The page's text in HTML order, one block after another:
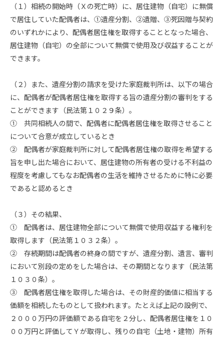
（１）相続の開始時（Ｘの死亡時）に、居住建物（自宅）に無償
で居住していた配偶者は、①遺産分割、②遺贈、③死因贈与契約
のいずれかにより、配偶者居住権を取得することとなった場合、
居住建物（自宅）の全部について無償で使用及び収益することが
できます。
（２）また、遺産分割の請求を受けた家庭裁判所は、以下の場合
に、配偶者が配偶者居住権を取得する旨の遺産分割の審判をする
ことができます（民法第１０２９条）。
① 共同相続人の間で、配偶者に配偶者居住権を取得させること
について合意が成立しているとき
② 配偶者が家庭裁判所に対して配偶者居住権の取得を希望する
旨を申し出た場合において、居住建物の所有者の受ける不利益の
程度を考慮してもなお配偶者の生活を維持させるために特に必要
であると認めるとき
（３）その結果、
① 配偶者は、居住建物全部について無償で使用収益する権利を
取得します（民法第１０３２条）。
② 存続期間は配偶者の終身の間ですが、遺産分割、遺言、審判
において別段の定めをした場合は、その期間となります（民法第
１０３０条）。
③ 配偶者居住権を取得した場合は、その財産的価値に相当する
価額を相続したものとして扱われます。たとえば上記の設例で、
２０００万円の評価額である自宅を２分し、配偶者居住権を１０
００万円と評価してＹが取得し、残りの自宅（土地・建物）所有